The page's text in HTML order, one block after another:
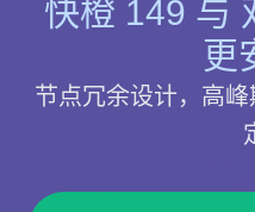
快橙 149 与
更
节点冗余设计，高